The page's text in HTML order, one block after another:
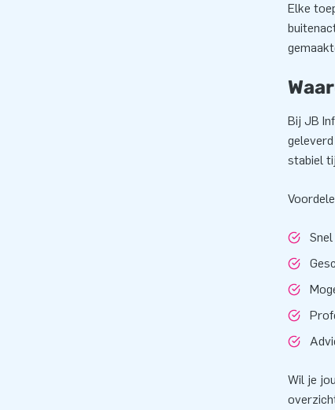
Elke
Bij JB
stabiel
Wil je